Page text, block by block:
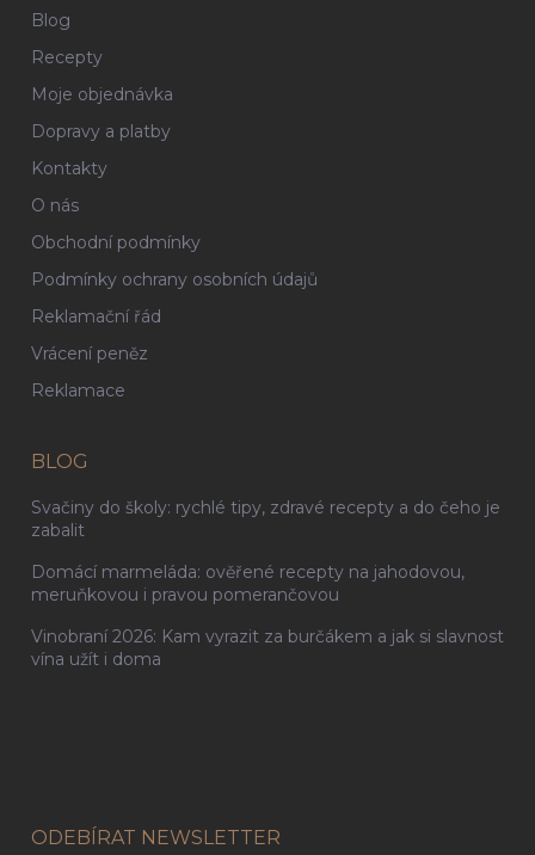
Blog
Recepty
Moje objednávka
Dopravy a platby
Kontakty
O nás
Obchodní podmínky
Podmínky ochrany osobních údajů
Reklamační řád
Vrácení peněz
Reklamace
BLOG
Svačiny do školy: rychlé tipy, zdravé recepty a do čeho je
zabalit
Domácí marmeláda: ověřené recepty na jahodovou,
meruňkovou i pravou pomerančovou
Vinobraní 2026: Kam vyrazit za burčákem a jak si slavnost
vína užít i doma
ODEBÍRAT NEWSLETTER